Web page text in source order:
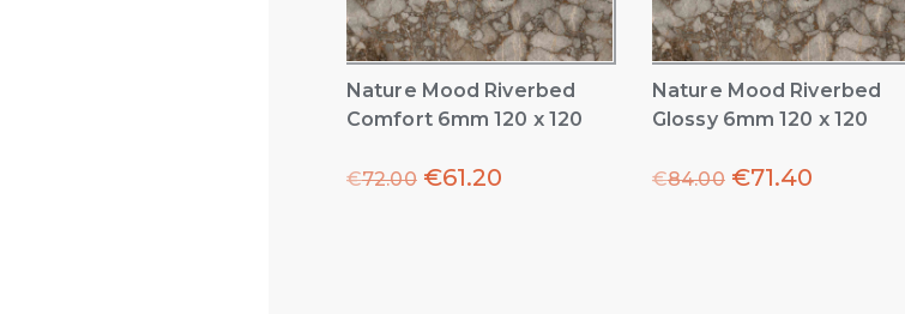
Nature Mood Riverbed
Comfort 6mm 120 x 120
€72.00 €61.20
Nature Mood Riverbed
Glossy 6mm 120 x 120
€84.00 €71.40